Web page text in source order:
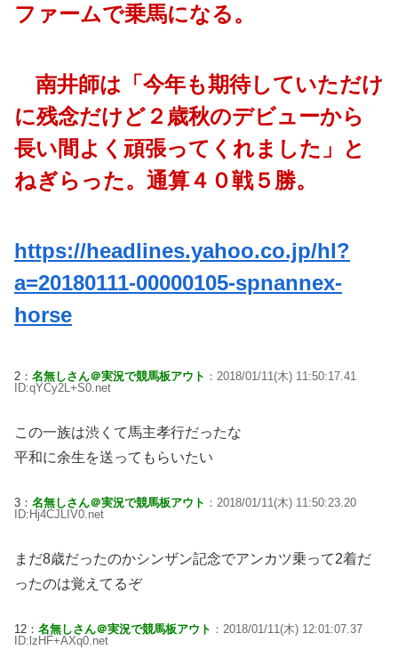
ファームで乗馬になる。
南井師は「今年も期待していただけ
に残念だけど２歳秋のデビューから
長い間よく頑張ってくれました」と
ねぎらった。通算４０戦５勝。
https://headlines.yahoo.co.jp/hl?
a=20180111-00000105-spnannex-
horse
2： 名無しさん＠実況で競馬板アウト ：2018/01/11(木) 11:50:17.41
ID:qYCy2L+S0.net
この一族は渋くて馬主孝行だったな
平和に余生を送ってもらいたい
3： 名無しさん＠実況で競馬板アウト ：2018/01/11(木) 11:50:23.20
ID:Hj4CJLIV0.net
まだ8歳だったのかシンザン記念でアンカツ乗って2着だ
ったのは覚えてるぞ
12： 名無しさん＠実況で競馬板アウト ：2018/01/11(木) 12:01:07.37
ID:lzHF+AXq0.net